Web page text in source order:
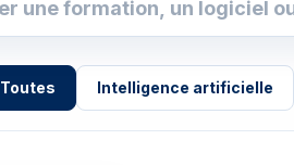
Toutes Intelligence artificielle